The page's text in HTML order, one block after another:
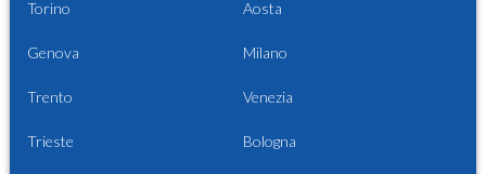
Torino Aosta
Genova Milano
Trento Venezia
Trieste Bologna